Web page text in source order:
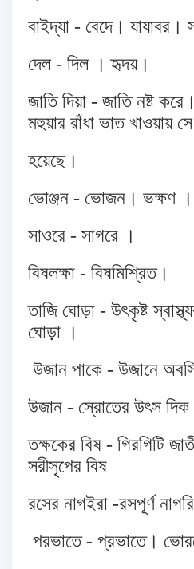
বাইদ্যা - বেদে। যাযাবর।
দেল - দিল । হৃদয়।
জাতি দিয়া - জাতি নষ্ট
মহুয়ার রাঁধা ভাত খাওয়ায়
হয়েছে।
ভোঞ্জন - ভোজন। ভক্ষণ ।
সাওরে - সাগরে ।
বিষলক্ষা - বিষমিশ্রিত।
তাজি ঘোড়া - উৎকৃষ্ট
ঘোড়া ।
উজান পাকে - উজানে
উজান - স্রোতের উৎস দিক
তক্ষকের বিষ - গিরগিটি
সরীসৃপের বিষ
রসের নাগইরা -রসপূর্ণ
পরভাতে - প্রভাতে।